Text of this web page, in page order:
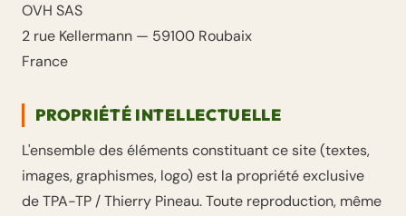
OVH SAS
2 rue Kellermann — 59100 Roubaix
France
PROPRIÉTÉ INTELLECTUELLE
L'ensemble des éléments constituant ce site (textes,
images, graphismes, logo) est la propriété exclusive
de TPA-TP / Thierry Pineau. Toute reproduction, même